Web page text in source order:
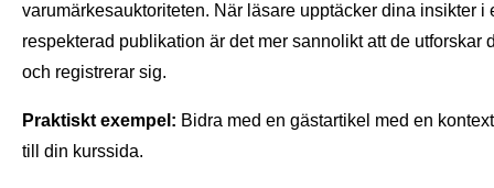
varumärkesauktoriteten. När läsare upptäcker dina insikter i
respekterad publikation är det mer sannolikt att de utforskar
och registrerar sig.
Praktiskt exempel: Bidra med en gästartikel med en
till din kurssida.